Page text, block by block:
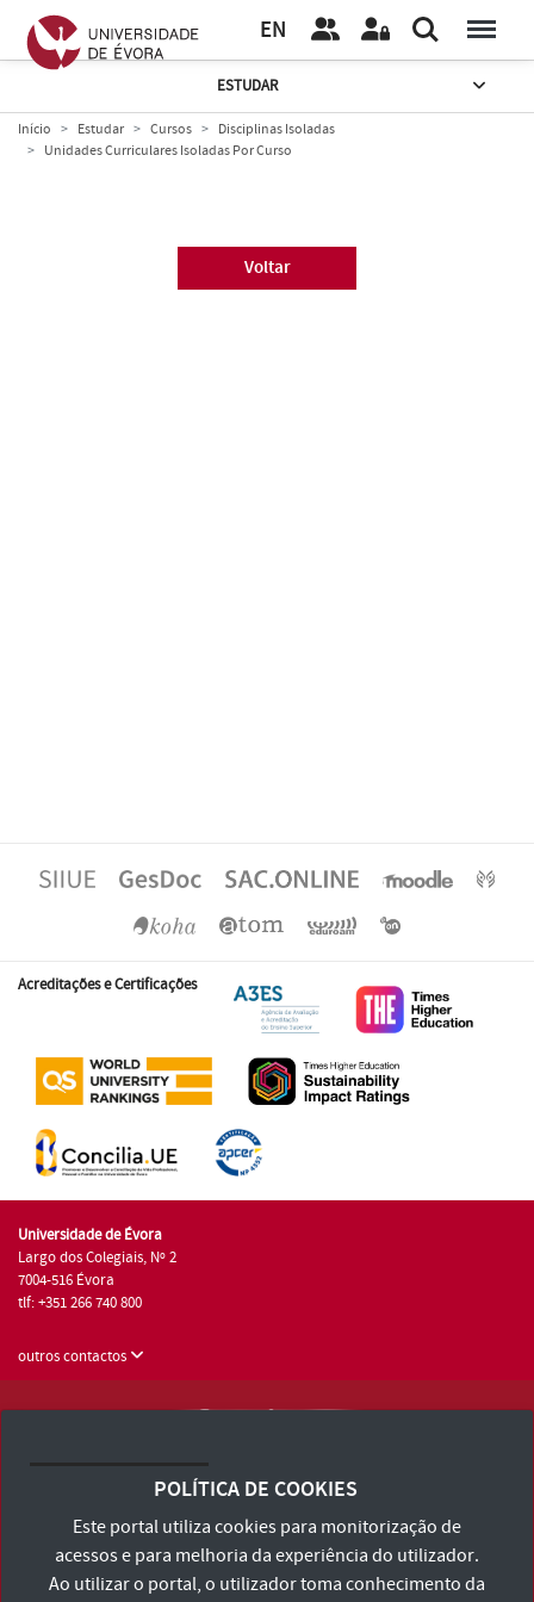
EN
ESTUDAR
Início Estudar Cursos
Disciplinas Isoladas
Unidades Curriculares Isoladas Por Curso
Voltar
Acreditações e Certificações
Universidade de Évora
Largo dos Colegiais, Nº 2
7004-516 Évora
tlf: +351 266 740 800
outros contactos
Consulte os Termos e Condições e Política de Privacidade
Declaração de Acessibilidade
POLÍTICA DE COOKIES
Este portal utiliza cookies para monitorização de
acessos e para melhoria da experiência do utilizador.
Ao utilizar o portal, o utilizador toma conhecimento da